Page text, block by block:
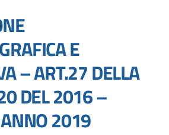
E
– ART.27 DELLA
DEL 2016 –
2019